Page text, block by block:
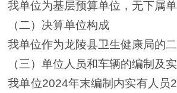
我单位为基层预算单位，无下属
（二）决算单位构成
我单位作为龙陵县卫生健康局的
（三）单位人员和车辆的编制及
我单位2024年末编制内实有人员